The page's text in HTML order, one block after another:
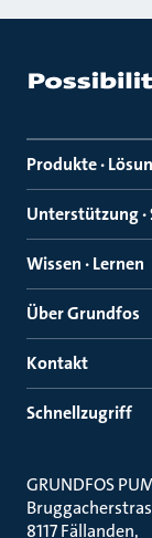
Produkte ·
Unterstützung ·
Wissen · Lernen
Über Grundfos
Kontakt
Schnellzugriff
GRUNDFOS
8117 Fällanden